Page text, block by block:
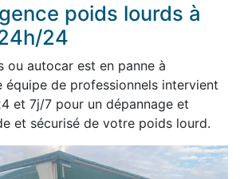
poids lourds à
24
ou autocar est en panne à
équipe de professionnels intervient
et 7j/7 pour un dépannage et
et sécurisé de votre poids lourd.